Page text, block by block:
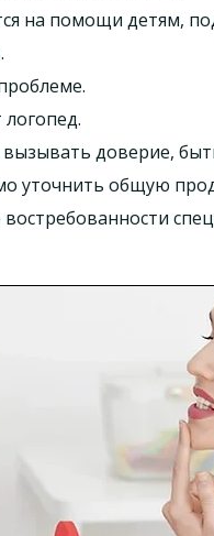
на помощи детям,
вызывать доверие,
уточнить общую